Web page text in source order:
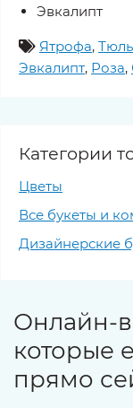
Эвкалипт
Ятрофа,
Эвкалипт, Роза,
Категории
Цветы
Все букеты и
Дизайнерские
Онлайн-
которые
прямо